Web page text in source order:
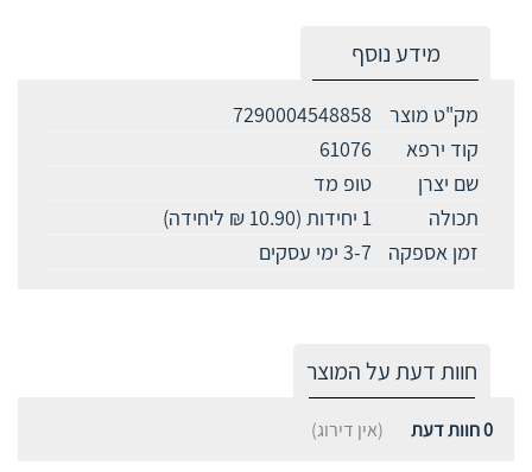
מידע נוסף
מק"ט מוצר
7290004548858
קוד ירפא
61076
שם יצרן
טופ מד
תכולה
1 יחידות (10.90 ₪ ליחידה)
זמן אספקה
3-7 ימי עסקים
חוות דעת על המוצר
0חוות דעת (אין דירוג)